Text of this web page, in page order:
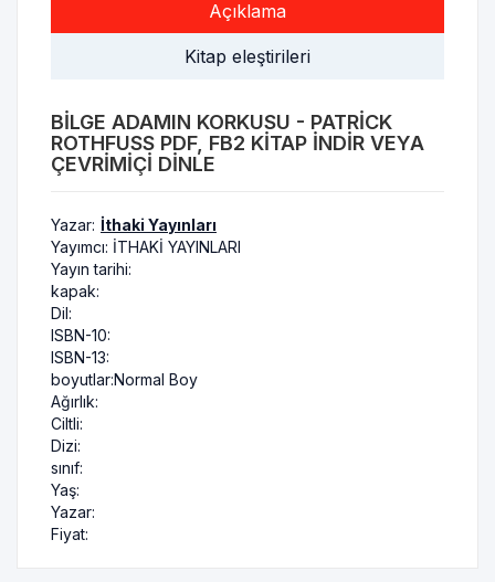
Açıklama
Kitap eleştirileri
BILGE ADAMIN KORKUSU - PATRICK
ROTHFUSS PDF, FB2 KITAP INDIR VEYA
ÇEVRIMIÇI DINLE
Yazar: İthaki Yayınları
Yayımcı: İTHAKİ YAYINLARI
Yayın tarihi:
kapak:
Dil:
ISBN-10:
ISBN-13:
boyutlar:Normal Boy
Ağırlık:
Ciltli:
Dizi:
sınıf:
Yaş:
Yazar:
Fiyat: